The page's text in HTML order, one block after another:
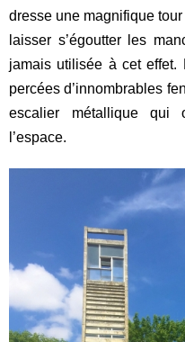
dresse une magnifique
laisser s’égoutter les
jamais utilisée à cet
percées d’innombrables
escalier métallique qui
l’espace.